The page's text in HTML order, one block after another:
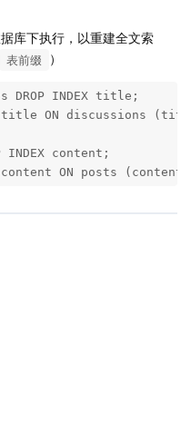
库下执行，以重建全文索
表前缀 ）
DROP INDEX title;
title ON discussions
INDEX content;
content ON posts (content)